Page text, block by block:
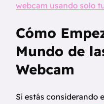
webcam usando solo
Cómo
Mundo de
Webcam
Si estás considerando